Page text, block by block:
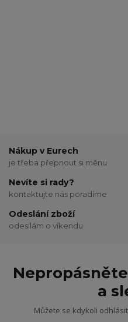
Nákup v Eurech
je třeba přepnout si měnu
Nevíte si rady?
kontaktujte nás poradíme
Odeslání zboží
odesílám o víkendu
a
Můžete se kdykoli